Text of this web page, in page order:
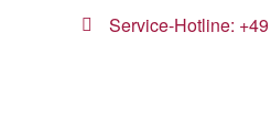
Service-Hotline: